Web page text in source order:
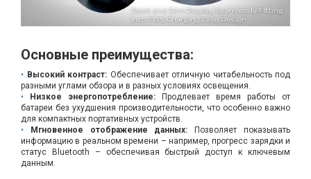
Контакты
Доставка
Тех.
поддержка
Блог
Основные преимущества:
Высокий контраст: Обеспечивает отличную читабельность под
разными углами обзора и в разных условиях освещения.
Низкое энергопотребление: Продлевает время работы от
батареи без ухудшения производительности, что особенно важно
для компактных портативных устройств.
Мгновенное отображение данных: Позволяет показывать
информацию в реальном времени – например, прогресс зарядки и
статус Bluetooth – обеспечивая быстрый доступ к ключевым
данным.